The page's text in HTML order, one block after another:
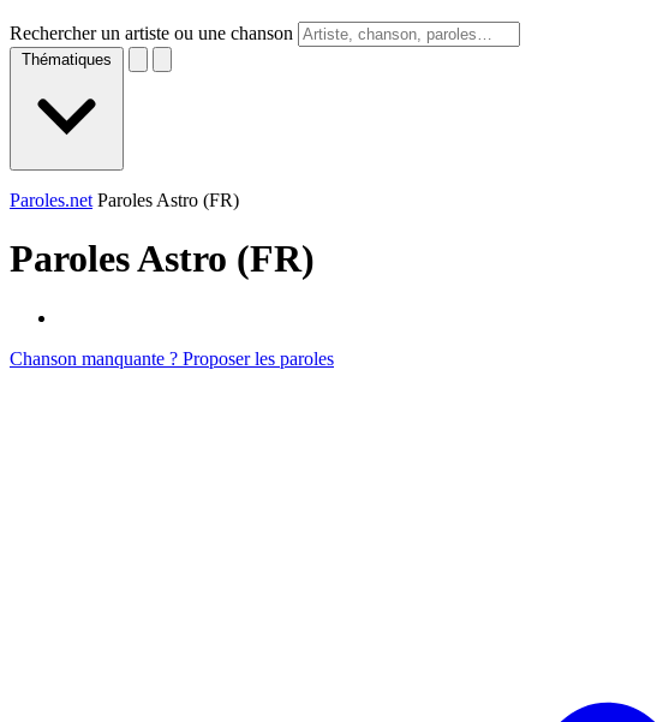
Rechercher un artiste ou une chanson
Thématiques
Paroles.net Paroles Astro (FR)
ParolesAstro (FR)
Chanson manquante ? Proposer les paroles